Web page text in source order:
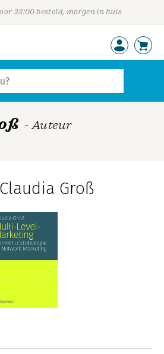
23:00 besteld, morgen in huis
- Auteur
Groß